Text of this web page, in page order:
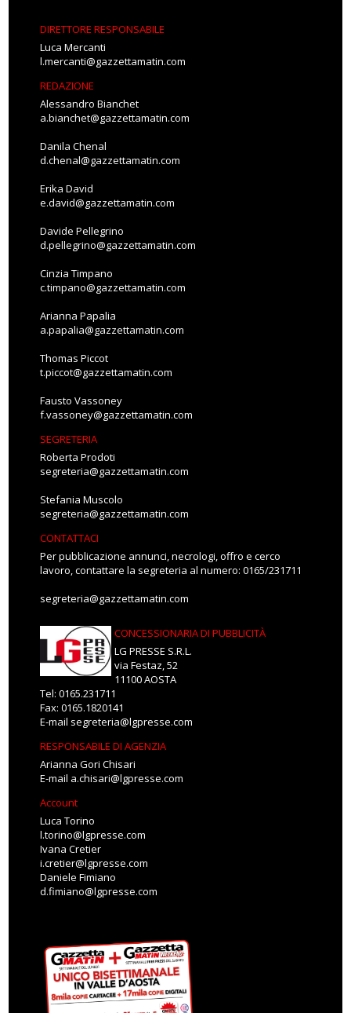
DIRETTORE RESPONSABILE
Luca Mercanti
l.mercanti@gazzettamatin.com
REDAZIONE
Alessandro Bianchet
a.bianchet@gazzettamatin.com
Danila Chenal
d.chenal@gazzettamatin.com
Erika David
e.david@gazzettamatin.com
Davide Pellegrino
d.pellegrino@gazzettamatin.com
Cinzia Timpano
c.timpano@gazzettamatin.com
Arianna Papalia
a.papalia@gazzettamatin.com
Thomas Piccot
t.piccot@gazzettamatin.com
Fausto Vassoney
f.vassoney@gazzettamatin.com
SEGRETERIA
Roberta Prodoti
segreteria@gazzettamatin.com
Stefania Muscolo
segreteria@gazzettamatin.com
CONTATTACI
Per pubblicazione annunci, necrologi, offro e cerco
lavoro, contattare la segreteria al numero: 0165/231711
segreteria@gazzettamatin.com
CONCESSIONARIA DI PUBBLICITÀ
LG PRESSE S.R.L.
via Festaz, 52
11100 AOSTA
Tel: 0165.231711
Fax: 0165.1820141
E-mail segreteria@lgpresse.com
RESPONSABILE DI AGENZIA
Arianna Gori Chisari
E-mail a.chisari@lgpresse.com
Account
Luca Torino
l.torino@lgpresse.com
Ivana Cretier
i.cretier@lgpresse.com
Daniele Fimiano
d.fimiano@lgpresse.com